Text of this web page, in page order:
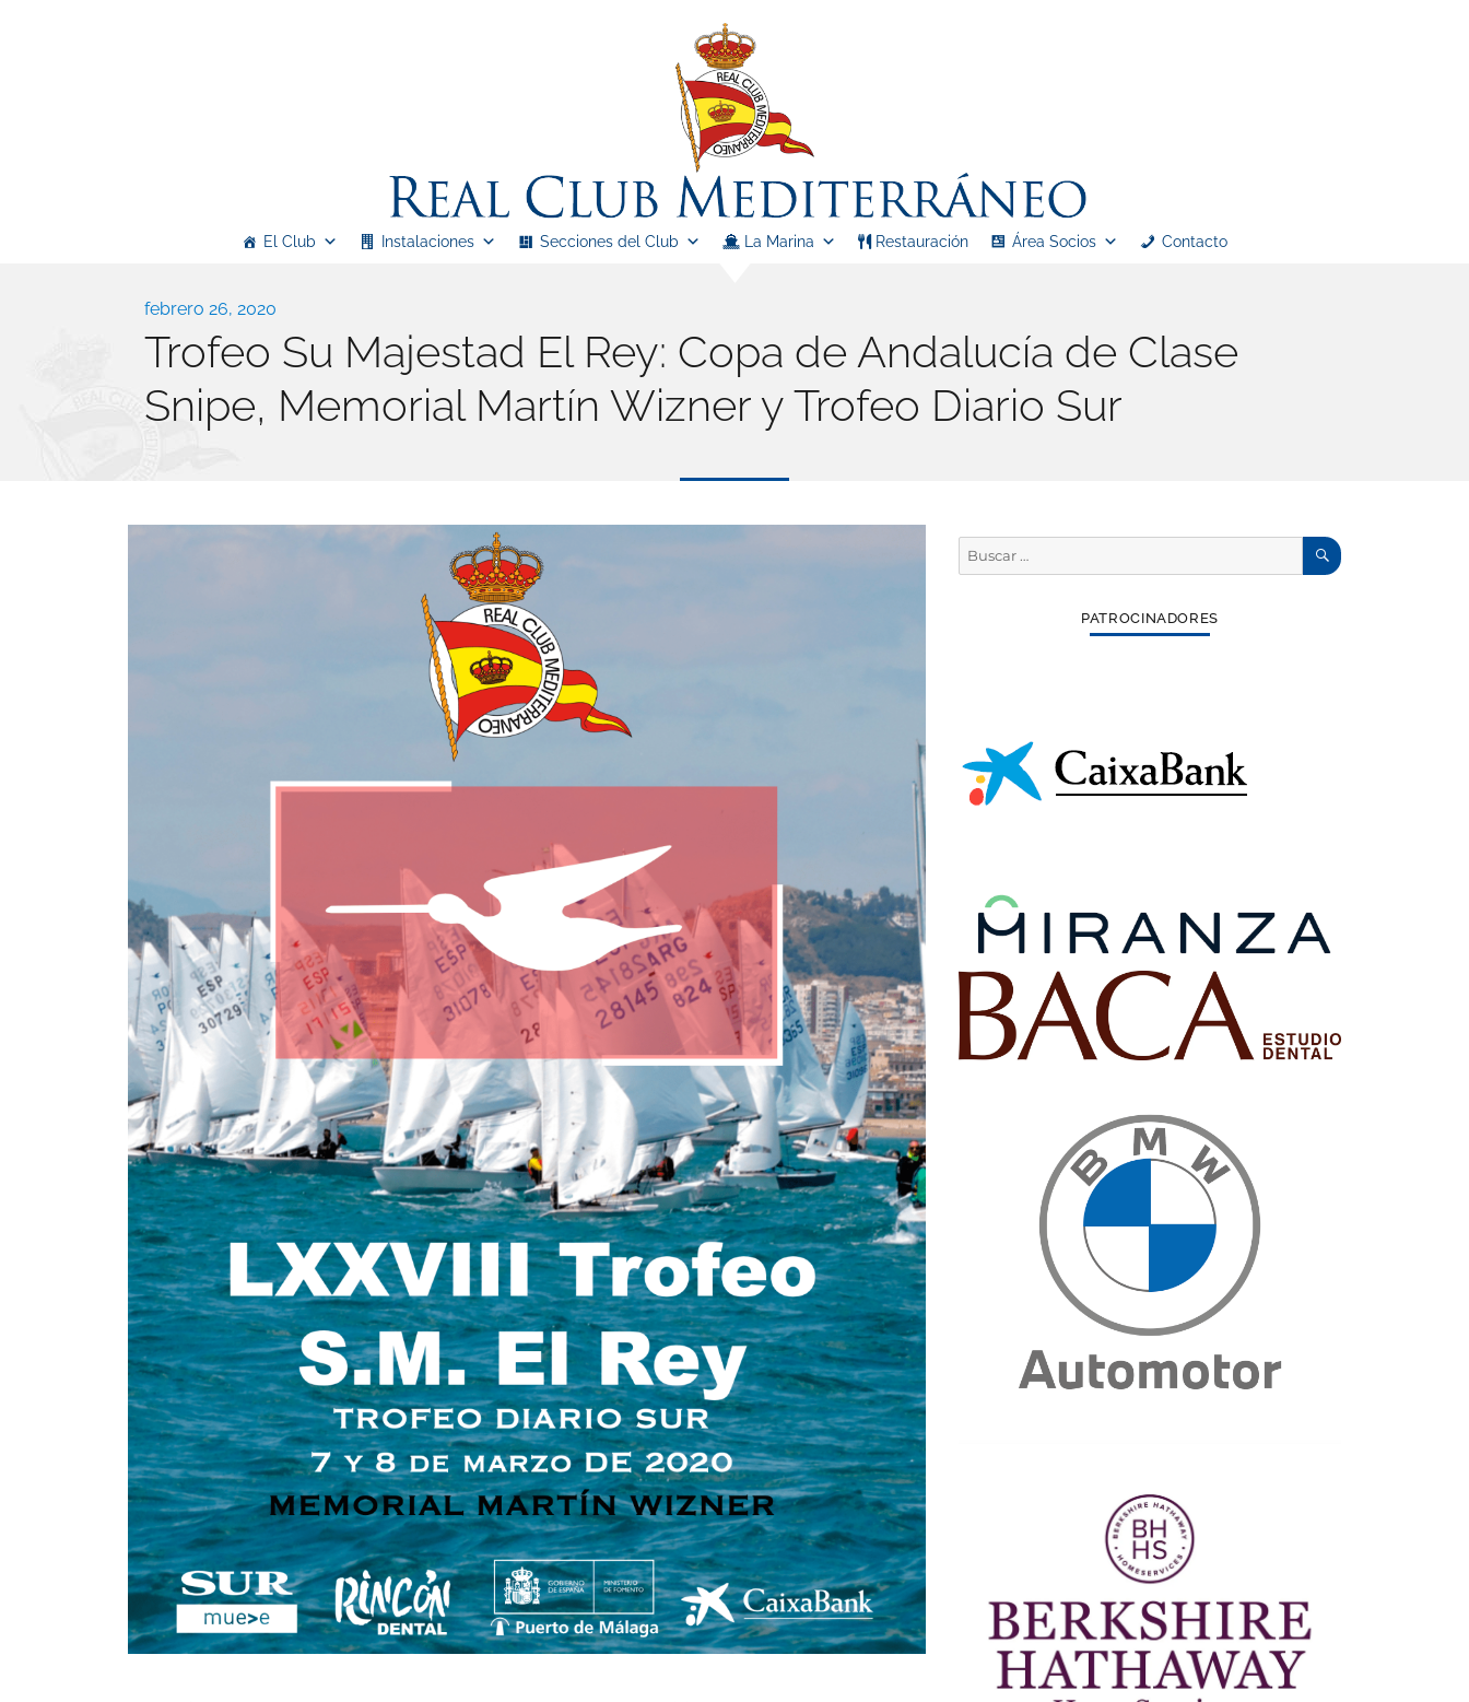
Real Club Mediterráneo
Real Club MediterráneoEl Club Instalaciones Secciones del Club La Marina Restauración Área Socios Contacto
Publicado
el
febrero 26, 2020
Trofeo Su Majestad El Rey: Copa de Andalucía de Clase
Snipe, Memorial Martín Wizner y Trofeo Diario Sur
Buscar
por:
BUSCAR
PATROCINADORES